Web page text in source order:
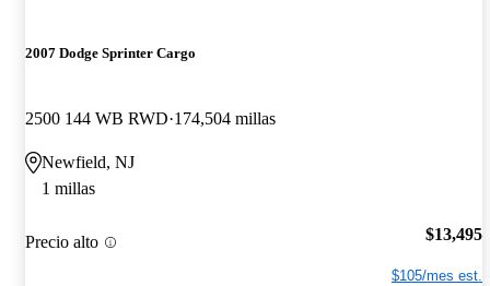
2007 Dodge Sprinter Cargo
2500 144 WB RWD 174,504 millas
Newfield, NJ
1 millas
Precio alto $13,495
$105/mes est.